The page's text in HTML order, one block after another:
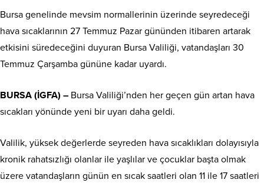
Bursa genelinde mevsim normallerinin üzerinde seyredeceği
hava sıcaklarının 27 Temmuz Pazar gününden itibaren artarak
etkisini süredeceğini duyuran Bursa Valiliği, vatandaşları 30
Temmuz Çarşamba gününe kadar uyardı.
BURSA (İGFA) – Bursa Valiliği’nden her geçen gün artan hava
sıcakları yönünde yeni bir uyarı daha geldi.
Valilik, yüksek değerlerde seyreden hava sıcaklıkları dolayısıyla
kronik rahatsızlığı olanlar ile yaşlılar ve çocuklar başta olmak
üzere vatandaşların günün en sıcak saatleri olan 11 ile 17 saatleri